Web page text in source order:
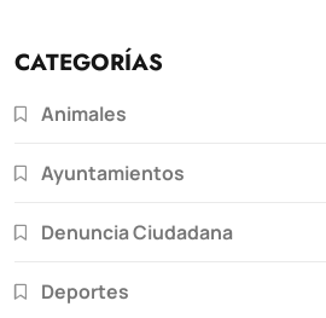
CATEGORÍAS
Animales
Ayuntamientos
Denuncia Ciudadana
Deportes